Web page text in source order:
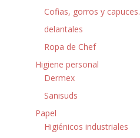
Cofias, gorros y capuces.
delantales
Ropa de Chef
Higiene personal
Dermex
Sanisuds
Papel
Higiénicos industriales